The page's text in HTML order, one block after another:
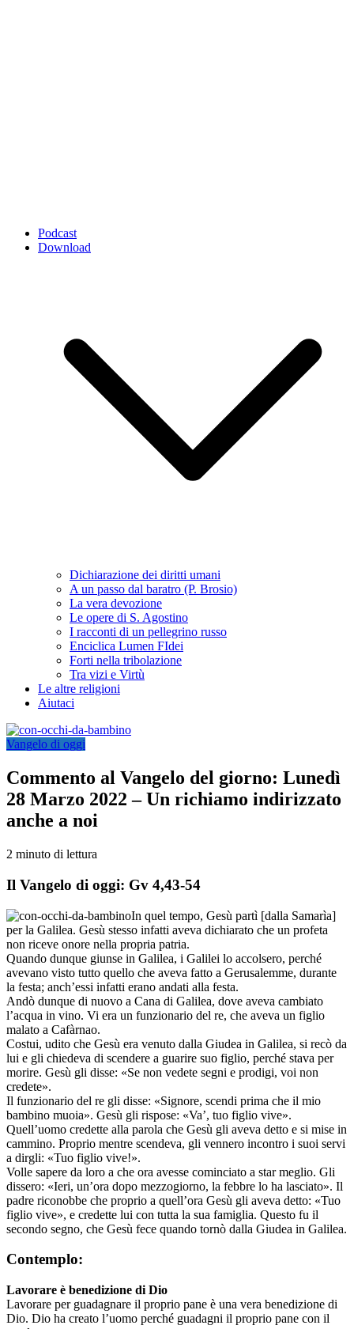
Podcast
Download
Dichiarazione dei diritti umani
A un passo dal baratro (P. Brosio)
La vera devozione
Le opere di S. Agostino
I racconti di un pellegrino russo
Enciclica Lumen FIdei
Forti nella tribolazione
Tra vizi e Virtù
Le altre religioni
Aiutaci
Vangelo di oggi
Commento al Vangelo del giorno: Lunedì
28 Marzo 2022 – Un richiamo indirizzato
anche a noi
2 minuto di lettura
Il Vangelo di oggi: Gv 4,43-54
In quel tempo, Gesù partì [dalla Samarìa]
per la Galilea. Gesù stesso infatti aveva dichiarato che un profeta
non riceve onore nella propria patria.
Quando dunque giunse in Galilea, i Galilei lo accolsero, perché
avevano visto tutto quello che aveva fatto a Gerusalemme, durante
la festa; anch’essi infatti erano andati alla festa.
Andò dunque di nuovo a Cana di Galilea, dove aveva cambiato
l’acqua in vino. Vi era un funzionario del re, che aveva un figlio
malato a Cafàrnao.
Costui, udito che Gesù era venuto dalla Giudea in Galilea, si recò da
lui e gli chiedeva di scendere a guarire suo figlio, perché stava per
morire. Gesù gli disse: «Se non vedete segni e prodigi, voi non
credete».
Il funzionario del re gli disse: «Signore, scendi prima che il mio
bambino muoia». Gesù gli rispose: «Va’, tuo figlio vive».
Quell’uomo credette alla parola che Gesù gli aveva detto e si mise in
cammino. Proprio mentre scendeva, gli vennero incontro i suoi servi
a dirgli: «Tuo figlio vive!».
Volle sapere da loro a che ora avesse cominciato a star meglio. Gli
dissero: «Ieri, un’ora dopo mezzogiorno, la febbre lo ha lasciato». Il
padre riconobbe che proprio a quell’ora Gesù gli aveva detto: «Tuo
figlio vive», e credette lui con tutta la sua famiglia. Questo fu il
secondo segno, che Gesù fece quando tornò dalla Giudea in Galilea.
Contemplo:
Lavorare è benedizione di Dio
Lavorare per guadagnare il proprio pane è una vera benedizione di
Dio. Dio ha creato l’uomo perché guadagni il proprio pane con il